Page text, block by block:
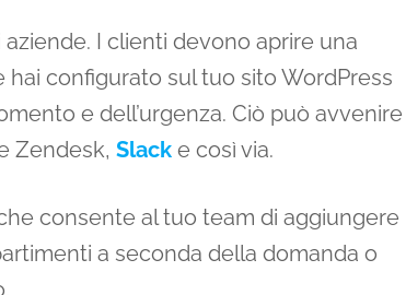
I clienti devono aprire una
configurato sul tuo sito WordPress
e dell’urgenza. Ciò può avvenire
Zendesk, Slack e così via.
consente al tuo team di aggiungere
a seconda della domanda o